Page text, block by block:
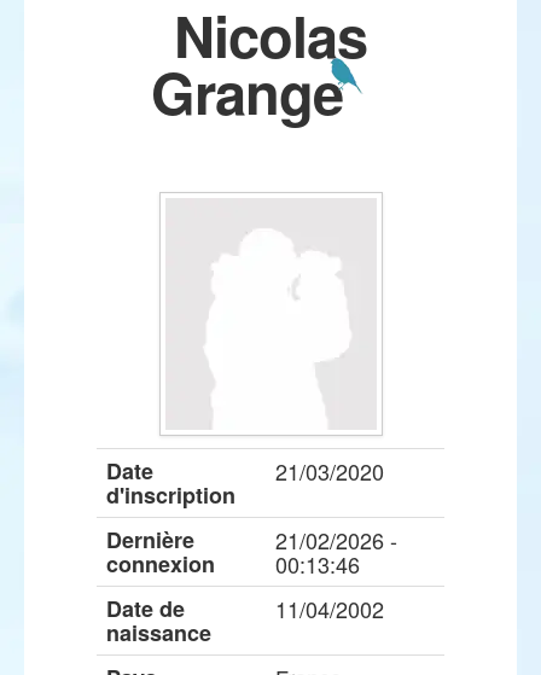
Nicolas
Grange
Date
d'inscription
21/03/2020
Dernière
connexion
21/02/2026 -
00:13:46
Date de
naissance
11/04/2002